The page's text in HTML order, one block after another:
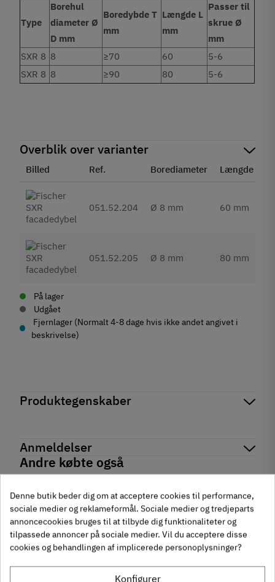
Type
Borehul
diameter Ø
D mm
Boredybde T
mm
Længde L
mm
Passer til
skrue Ø
mm
SXR 8 8 ≥70 60
5-6
SXR 8 8 ≥90 80 5-6
Overblik over varianter
Billed Ref. Borediameter Længde
051.52.204 Ø 8 mm 60 mm
051.52.205 Ø 8 mm 80 mm
På lager
Udgået
Fjernlager (Normalt 4-8 dage hvis ikke andet angivet i
beskrivelse)
Produktegenskaber
På lager70 Varer
TilstandNy
Anmeldelser
Andre købte også
-50% -60%
Denne butik beder dig om at acceptere cookies til performance,
sociale medier og reklameformål. Sociale medier og tredjeparts
annoncecookies bruges til at tilbyde dig funktionaliteter og
tilpassede annoncer på sociale medier. Vil du acceptere disse
cookies og behandlingen af implicerede personoplysninger?
Konfigurer